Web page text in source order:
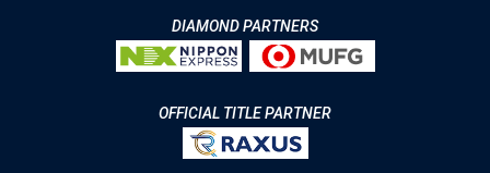
DIAMOND PARTNERS
OFFICIAL TITLE PARTNER